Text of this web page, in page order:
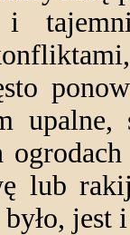
i
upalne,
lub
jest